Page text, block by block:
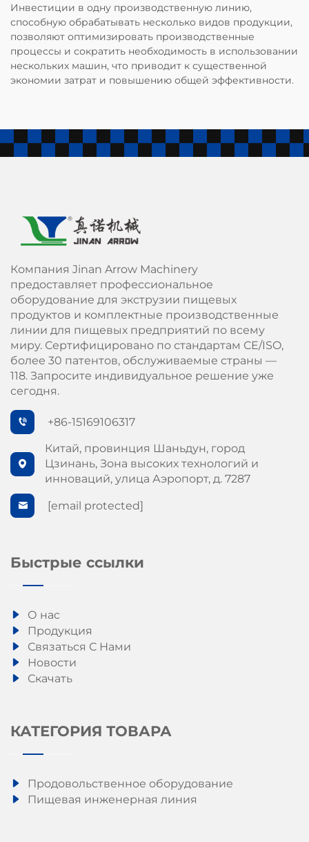
Инвестиции в одну производственную линию,
способную обрабатывать несколько видов продукции,
позволяют оптимизировать производственные
процессы и сократить необходимость в использовании
нескольких машин, что приводит к существенной
экономии затрат и повышению общей эффективности.
Компания Jinan Arrow Machinery
предоставляет профессиональное
оборудование для экструзии пищевых
продуктов и комплектные производственные
линии для пищевых предприятий по всему
миру. Сертифицировано по стандартам СЕ/ISO,
более 30 патентов, обслуживаемые страны —
118. Запросите индивидуальное решение уже
сегодня.
+86-15169106317
Китай, провинция Шаньдун, город
Цзинань, Зона высоких технологий и
инноваций, улица Аэропорт, д. 7287
[email protected]
Быстрые ссылки
О нас
Продукция
Связаться С Нами
Новости
Скачать
КАТЕГОРИЯ ТОВАРА
Продовольственное оборудование
Пищевая инженерная линия